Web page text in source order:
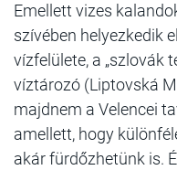
Emellett vizes
szívében helyezkedik
vízfelülete, a „szlovák
víztározó (Liptovská
majdnem a Velencei
amellett, hogy
akár fürdőzhetünk is.